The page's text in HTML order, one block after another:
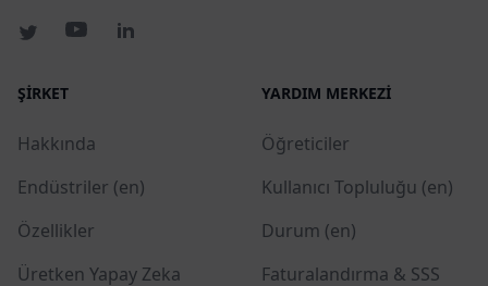
ŞIRKET
Hakkında
Endüstriler (en)
Özellikler
Üretken Yapay Zeka
YARDIM MERKEZI
Öğreticiler
Kullanıcı Topluluğu (en)
Durum (en)
Faturalandırma & SSS